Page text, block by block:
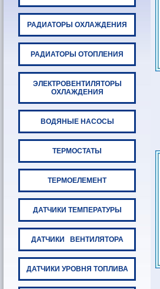
РАДИАТОРЫ ОХЛАЖДЕНИЯ
РАДИАТОРЫ ОТОПЛЕНИЯ
ЭЛЕКТРОВЕНТИЛЯТОРЫ
ОХЛАЖДЕНИЯ
ВОДЯНЫЕ НАСОСЫ
ТЕРМОСТАТЫ
ТЕРМОЕЛЕМЕНТ
ДАТЧИКИ ТЕМПЕРАТУРЫ
ДАТЧИКИ ВЕНТИЛЯТОРА
ДАТЧИКИ УРОВНЯ ТОПЛИВА